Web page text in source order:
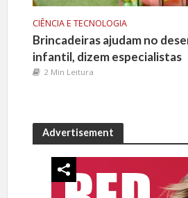
CIÊNCIA E TECNOLOGIA
Brincadeiras ajudam no
infantil, dizem especialistas
2 Min Leitura
Advertisement